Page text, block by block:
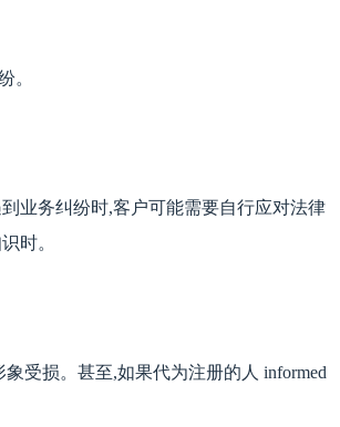
。
业务纠纷时,客户可能需要自行应对法律
时。
受损。甚至,如果代为注册的人 informed